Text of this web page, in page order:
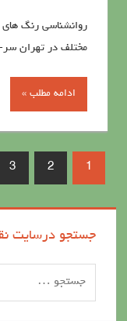
روانشناسي رنگ
مختلف در تهران
ادامه مطلب »
1
2
3
جستجو درسایت